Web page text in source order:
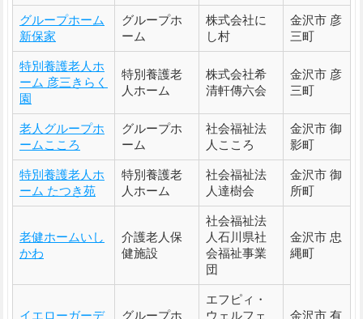
グループホーム
新保家
グループホ
ーム
株式会社に
し村
金沢市 彦
三町
特別養護老人ホ
ーム 彦三きらく
園
特別養護老
人ホーム
株式会社希
清軒傳六会
金沢市 彦
三町
老人グループホ
ームこころ
グループホ
ーム
社会福祉法
人こころ
金沢市 御
影町
特別養護老人ホ
ーム たつき苑
特別養護老
人ホーム
社会福祉法
人達樹会
金沢市 御
所町
老健ホームいし
かわ
介護老人保
健施設
社会福祉法
人石川県社
会福祉事業
団
金沢市 忠
縄町
イエローガーデ
グループホ
エフピィ・
ウェルフェ
金沢市 有